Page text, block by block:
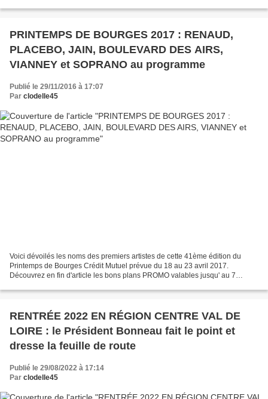
PRINTEMPS DE BOURGES 2017 : RENAUD,
PLACEBO, JAIN, BOULEVARD DES AIRS,
VIANNEY et SOPRANO au programme
Publié le 29/11/2016 à 17:07
Par clodelle45
Voici dévoilés les noms des premiers artistes de cette 41ème édition du
Printemps de Bourges Crédit Mutuel prévue du 18 au 23 avril 2017.
Découvrez en fin d'article les bons plans PROMO valables jusqu' au 7
RENTRÉE 2022 EN RÉGION CENTRE VAL DE
LOIRE : le Président Bonneau fait le point et
dresse la feuille de route
Publié le 29/08/2022 à 17:14
Par clodelle45